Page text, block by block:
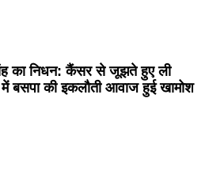
का निधन: कैंसर से जूझते हुए ली
बसपा की इकलौती आवाज हुई खामोश